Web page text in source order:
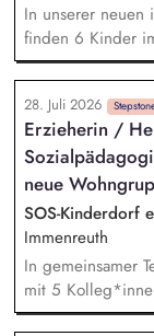
In unserer neuen
finden 6 Kinder
Kinderdorf ein
gemeinsamer
4-8 Kolleg*innen
familiäres
stabile und
Fachdienst
mit. Sie
an und begleiten
Lebensweg.
28. Juli 2026
Erzieherin /
neue
SOS-Kinderdorf
Immenreuth
In gemeinsamer
mit 5
ein familiäres